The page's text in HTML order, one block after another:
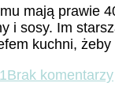
mają prawie
i sosy. Im
kuchni,
Brak komentarzy